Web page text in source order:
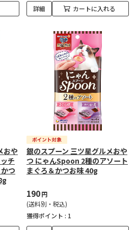
詳細 カートに入れる
おや
チ
つ
銀のスプーン 三ツ星グルメおや
つ にゃんSpoon 2種のアソート
まぐろ＆かつお味 40g
190円
(送料別・税込)
獲得ポイント : 1